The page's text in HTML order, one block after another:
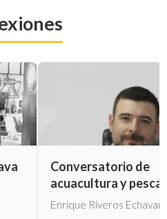
Conversatorio de
acuacultura y pesca
Enrique Riveros